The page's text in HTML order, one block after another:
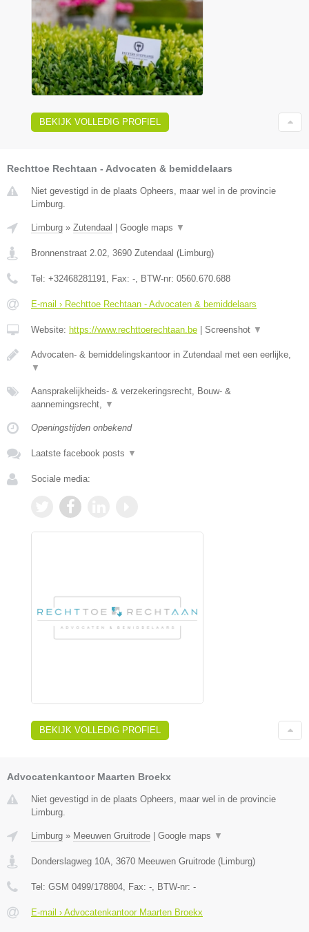
BEKIJK VOLLEDIG PROFIEL
Rechttoe Rechtaan - Advocaten & bemiddelaars
Niet gevestigd in de plaats Opheers, maar wel in de provincie
Limburg.
Limburg » Zutendaal | Google maps ▼
Bronnenstraat 2.02 3690 Zutendaal (Limburg)
Tel: +32468281191 , Fax: - , BTW-nr: 0560.670.688
E-mail › Rechttoe Rechtaan - Advocaten & bemiddelaars
Website: https://www.rechttoerechtaan.be | Screenshot ▼
Advocaten- & bemiddelingskantoor in Zutendaal met een eerlijke,
▼
Aansprakelijkheids- & verzekeringsrecht, Bouw- &
aannemingsrecht,
▼
Openingstijden onbekend
Laatste facebook posts ▼
Sociale media:
BEKIJK VOLLEDIG PROFIEL
Advocatenkantoor Maarten Broekx
Niet gevestigd in de plaats Opheers, maar wel in de provincie
Limburg.
Limburg » Meeuwen Gruitrode | Google maps ▼
Donderslagweg 10A 3670 Meeuwen Gruitrode (Limburg)
Tel: GSM 0499/178804 , Fax: - , BTW-nr: -
E-mail › Advocatenkantoor Maarten Broekx